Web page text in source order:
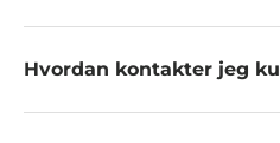
Hvordan kontakter jeg